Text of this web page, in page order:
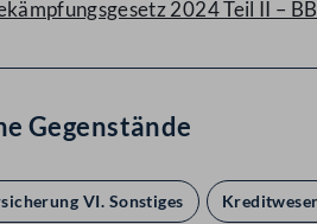
2024 Teil II –
Gegenstände
VI. Sonstiges